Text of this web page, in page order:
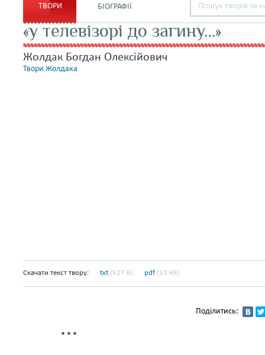
ТВОРИ БІОГРАФІЇ
«у телевізорі до загину…»
Жолдак Богдан Олексійович
Твори Жолдака
Скачати текст твору: txt (527 Б) pdf (53 КБ)
Поділитись:
* * *